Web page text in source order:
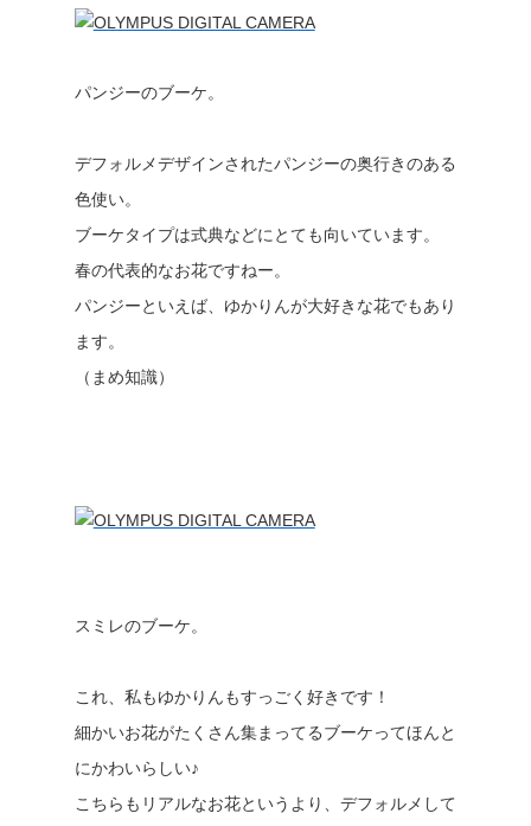
パンジーのブーケ。
デフォルメデザインされたパンジーの奥行きのある
色使い。
ブーケタイプは式典などにとても向いています。
春の代表的なお花ですねー。
パンジーといえば、ゆかりんが大好きな花でもあり
ます。
（まめ知識）
スミレのブーケ。
これ、私もゆかりんもすっごく好きです！
細かいお花がたくさん集まってるブーケってほんと
にかわいらしい♪
こちらもリアルなお花というより、デフォルメして